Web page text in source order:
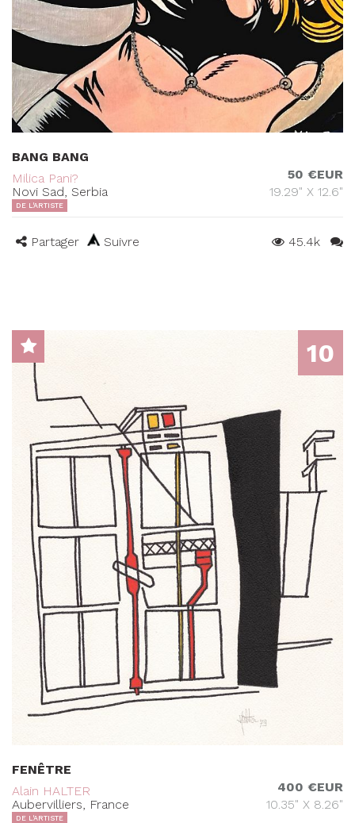
BANG BANG
Milica Pani?
Novi Sad, Serbia
50 €EUR
19.29" X 12.6"
DE L'ARTISTE
Partager Suivre 45.4k
10
FENÊTRE
Alain HALTER
Aubervilliers, France
400 €EUR
10.35" X 8.26"
DE L'ARTISTE